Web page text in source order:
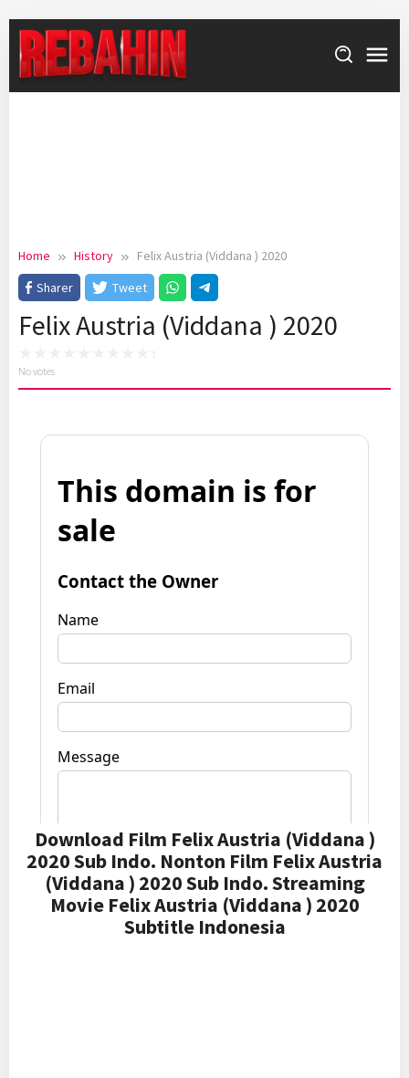
content
Home History
Felix Austria (Viddana ) 2020
Sharer
Tweet
Felix Austria (Viddana ) 2020
No votes
Download Film Felix Austria (Viddana )
2020 Sub Indo. Nonton Film Felix Austria
(Viddana ) 2020 Sub Indo. Streaming
Movie Felix Austria (Viddana ) 2020
Subtitle Indonesia